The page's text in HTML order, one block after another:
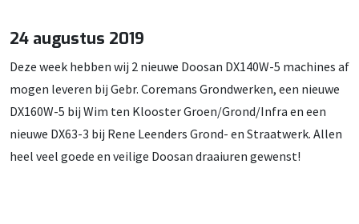
24 augustus 2019
Deze week hebben wij 2 nieuwe Doosan DX140W-5 machines af
mogen leveren bij Gebr. Coremans Grondwerken, een nieuwe
DX160W-5 bij Wim ten Klooster Groen/Grond/Infra en een
nieuwe DX63-3 bij Rene Leenders Grond- en Straatwerk. Allen
heel veel goede en veilige Doosan draaiuren gewenst!